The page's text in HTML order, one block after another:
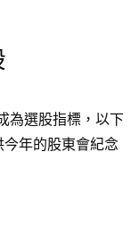
為選股指標，以下
年的股東會紀念